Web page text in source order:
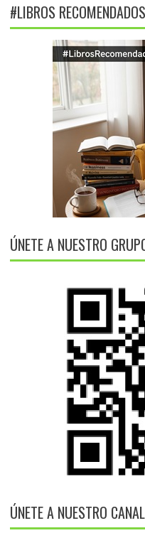
#LIBROS RECOMENDADOS
ÚNETE A NUESTRO
ÚNETE A NUESTRO